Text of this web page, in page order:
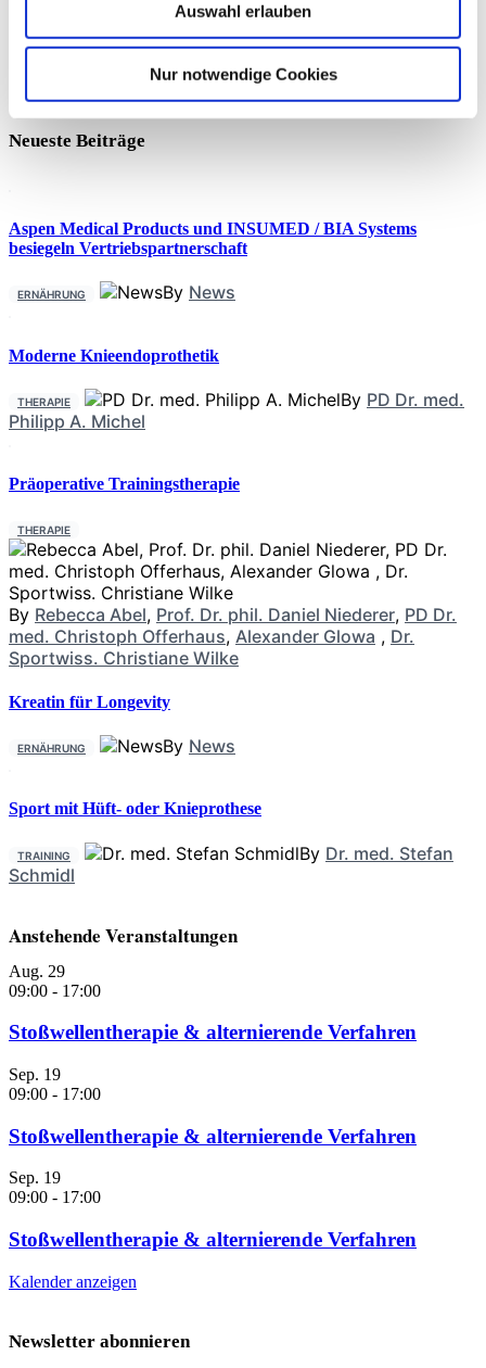
Auswahl erlauben
Nur notwendige Cookies
über 12,5 Jahre zeigt, dass ein gesundes Schlafmuster das
Risiko für rheumatoide Arthritis (RA) unabhängig von
genetischen Faktoren senkt. Der angepasste Hazard Ratio
(HR) für gesunder Schlaf liegt bei 0.79. Zudem wurde eine
nicht-lineare
Neueste Beiträge
Aspen Medical Products und INSUMED / BIA Systems
besiegeln Vertriebspartnerschaft
ERNÄHRUNG By News
Moderne Knieendoprothetik
THERAPIE By PD Dr. med.
Philipp A. Michel
Präoperative Trainingstherapie
THERAPIE
By Rebecca Abel, Prof. Dr. phil. Daniel Niederer, PD Dr.
med. Christoph Offerhaus, Alexander Glowa , Dr.
Sportwiss. Christiane Wilke
Kreatin für Longevity
ERNÄHRUNG By News
Sport mit Hüft- oder Knieprothese
TRAINING By Dr. med. Stefan
Schmidl
Anstehende Veranstaltungen
Aug. 29
09:00 - 17:00
Stoßwellentherapie & alternierende Verfahren
Sep. 19
09:00 - 17:00
Stoßwellentherapie & alternierende Verfahren
Sep. 19
09:00 - 17:00
Stoßwellentherapie & alternierende Verfahren
Kalender anzeigen
Newsletter abonnieren